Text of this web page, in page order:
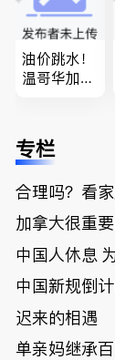
油价跳水！
温哥华加油
低；免费狂
送50万磅蔬
温“丑陋土
豆日”冲击
吉尼斯纪
录；惨！留
骗光2万美
元，还被卷
入跨国刑案
账户遭封！
专栏
合理吗？看
加拿大很重
中国人休息
中国新规倒
迟来的相遇
单亲妈继承